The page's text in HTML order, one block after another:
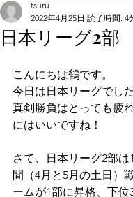
日本リーグ2
tsuru
2022年4月25日 読了時間: 4
こんにちは鶴です。
今日は日本リーグでした
真剣勝負はとっても疲
にはいいですね！
さて、日本リーグ2部は
間（4月と5月の土日）
ームが1部に昇格、下位